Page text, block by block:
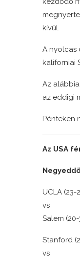
kívül.
A nyolcas
kaliforniai
Az
az eddigi
Pénteken
Az USA
UCLA (23-
vs
Salem (20-
Stanford
vs